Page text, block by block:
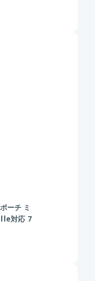
ーチ ミ
対応 7